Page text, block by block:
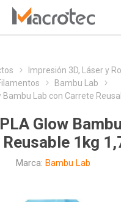
Impresión 3D, Láser y
Bambu Lab
Bambu Lab con Carrete
Glow
1kg
Marca: Bambu Lab